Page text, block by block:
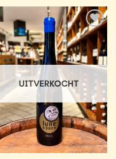
Add to
Wishlist
UITVERKOCHT